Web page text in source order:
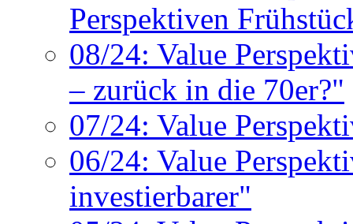
Perspektiven
08/24: Value
– zurück in die 70er?"
07/24: Value
06/24: Value
investierbarer"